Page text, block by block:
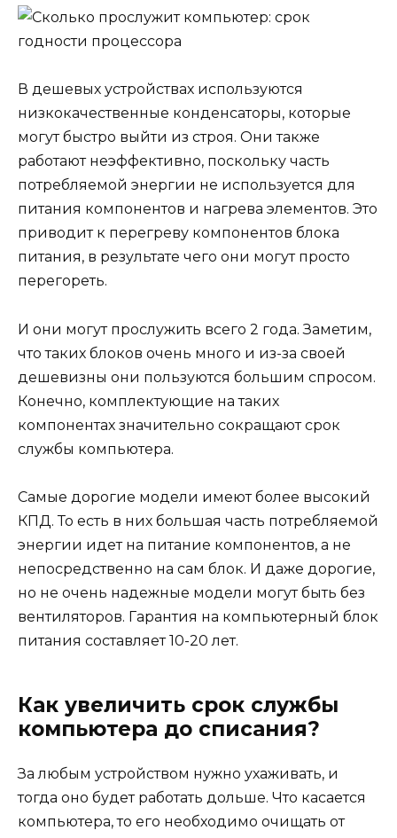
В дешевых устройствах используются
низкокачественные конденсаторы, которые
могут быстро выйти из строя. Они также
работают неэффективно, поскольку часть
потребляемой энергии не используется для
питания компонентов и нагрева элементов. Это
приводит к перегреву компонентов блока
питания, в результате чего они могут просто
перегореть.
И они могут прослужить всего 2 года. Заметим,
что таких блоков очень много и из-за своей
дешевизны они пользуются большим спросом.
Конечно, комплектующие на таких
компонентах значительно сокращают срок
службы компьютера.
Самые дорогие модели имеют более высокий
КПД. То есть в них большая часть потребляемой
энергии идет на питание компонентов, а не
непосредственно на сам блок. И даже дорогие,
но не очень надежные модели могут быть без
вентиляторов. Гарантия на компьютерный блок
питания составляет 10-20 лет.
Как увеличить срок службы
компьютера до списания?
За любым устройством нужно ухаживать, и
тогда оно будет работать дольше. Что касается
компьютера, то его необходимо очищать от